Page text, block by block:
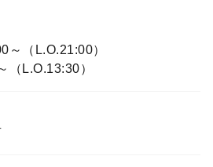
～（L.O.21:00）
（L.O.13:30）